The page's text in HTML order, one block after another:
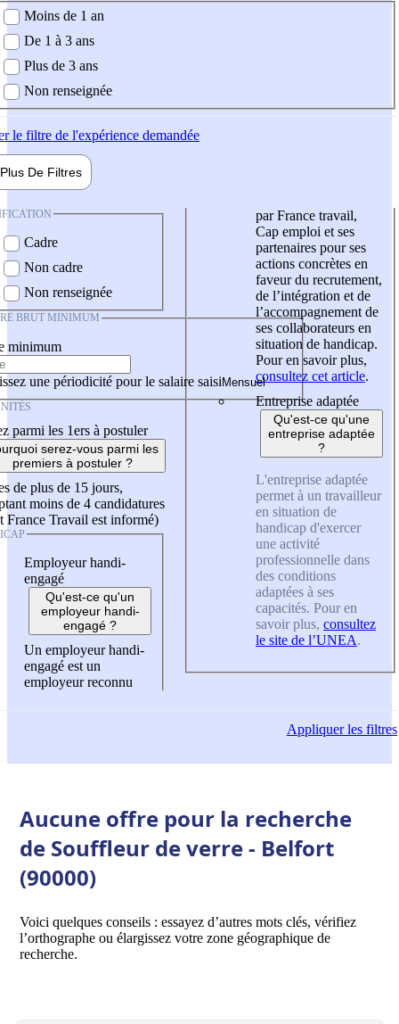
demandée
Moins de 1 an
De 1 à 3 ans
Plus de 3 ans
Non renseignée
le filtre de l'expérience demandée
Plus De Filtres
Cadre
Non cadre
Non renseignée
BRUT MINIMUM
minimum
une périodicité pour le salaire saisi
parmi les 1ers à postuler
serez-vous parmi les
premiers à postuler ?
de plus de 15 jours,
moins de 4 candidatures
France Travail est informé)
Employeur handi-
engagé
Qu'est-ce qu'un
employeur handi-
engagé ?
Un employeur handi-
engagé est un
employeur reconnu
par France travail,
Cap emploi et ses
partenaires pour ses
actions concrètes en
faveur du recrutement,
de l’intégration et de
l’accompagnement de
ses collaborateurs en
situation de handicap.
Pour en savoir plus,
consultez cet article.
Entreprise adaptée
Qu'est-ce qu'une
entreprise adaptée
?
L'entreprise adaptée
permet à un travailleur
en situation de
handicap d'exercer
une activité
professionnelle dans
des conditions
adaptées à ses
capacités. Pour en
savoir plus, consultez
le site de l’UNEA.
Appliquerles filtres
Aucune offre pour la recherche
de Souffleur de verre - Belfort
(90000)
Voici quelques conseils : essayez d’autres mots clés, vérifiez
l’orthographe ou élargissez votre zone géographique de
recherche.